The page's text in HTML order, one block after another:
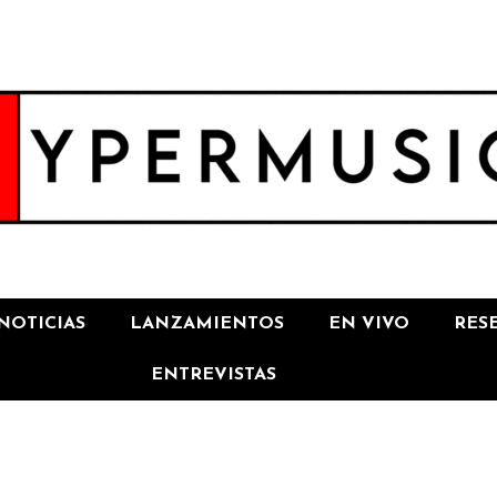
LANZAMIENTOS EN VIVO
ENTREVISTAS